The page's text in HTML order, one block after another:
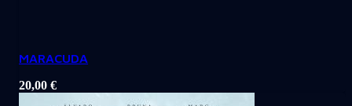
MARACUDA
20,00 €